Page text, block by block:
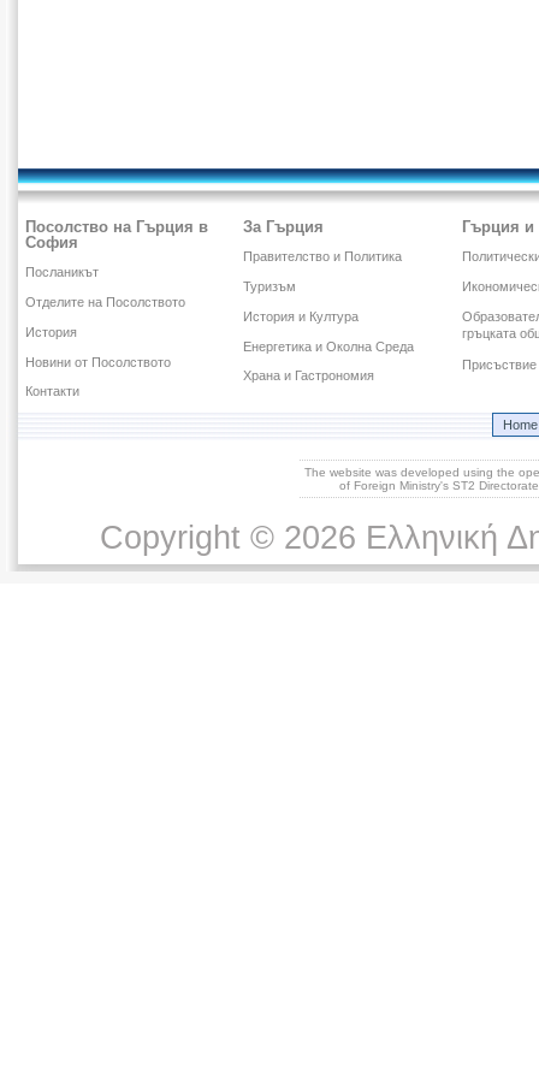
Посолство на Гърция в
София
Посланикът
Отделите на Посолството
История
Новини от Посолството
Контакти
За Гърция
Правителство и Политика
Туризъм
История и Култура
Енергетика и Околна Среда
Храна и Гастрономия
Гърция и
гръцката
Home
The website was developed using the
of Foreign Ministry's ST2
Copyright © 2026 Ελληνική